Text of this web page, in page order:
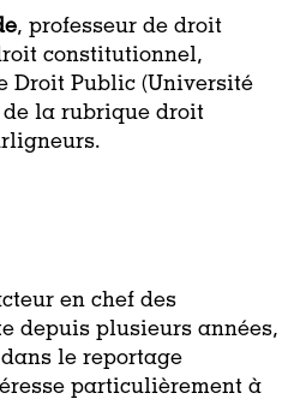
, professeur de droit
constitutionnel,
Droit Public (Université
de la rubrique droit
en chef des
depuis plusieurs années,
le reportage
particulièrement à